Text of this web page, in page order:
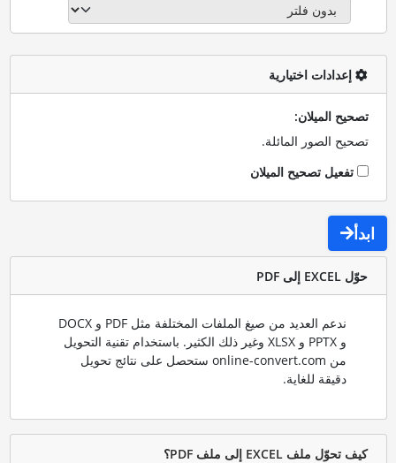
إعدادات اختيارية
تصحيح الميلان:
تصحيح الصور المائلة.
تفعيل تصحيح الميلان
ابدأ
حوّل EXCEL إلى PDF
ندعم العديد من صيغ الملفات المختلفة مثل PDF و DOCX
و PPTX و XLSX وغير ذلك الكثير. باستخدام تقنية التحويل
من online-convert.com ستحصل على نتائج تحويل
دقيقة للغاية.
كيف تحوّل ملف EXCEL إلى ملف PDF؟